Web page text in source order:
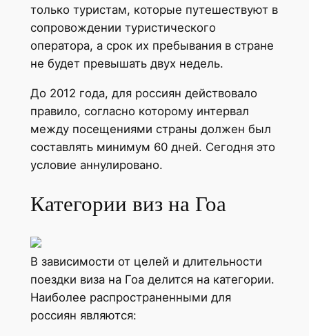
только туристам, которые путешествуют в
сопровождении туристического
оператора, а срок их пребывания в стране
не будет превышать двух недель.
До 2012 года, для россиян действовало
правило, согласно которому интервал
между посещениями страны должен был
составлять минимум 60 дней. Сегодня это
условие аннулировано.
Категории виз на Гоа
В зависимости от целей и длительности
поездки виза на Гоа делится на категории.
Наиболее распространенными для
россиян являются: